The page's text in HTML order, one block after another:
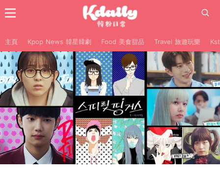
主頁 Kpop News 韓星韓劇 Food 美食甜品 Travel 旅遊玩樂